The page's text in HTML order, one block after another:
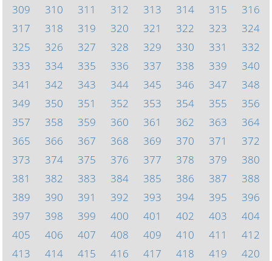
309
310 311 312 313 314 315
316
317
318 319 320 321 322 323
324
325
326 327 328 329 330 331
332
333
334 335 336 337 338 339
340
341
342 343 344 345 346 347
348
349
350 351 352 353 354 355
356
357
358 359 360 361 362 363
364
365
366 367 368 369 370 371
372
373
374 375 376 377 378 379
380
381
382 383 384 385 386 387
388
389
390 391 392 393 394 395
396
397
398 399 400 401 402 403
404
405
406 407 408 409 410 411
412
413
414 415 416 417 418 419 420